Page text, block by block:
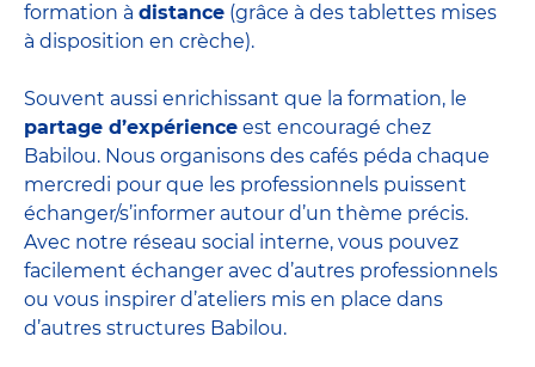
formation à distance (grâce à des tablettes mises
à disposition en crèche).
Souvent aussi enrichissant que la formation, le
partage d’expérience est encouragé chez
Babilou. Nous organisons des cafés péda chaque
mercredi pour que les professionnels puissent
échanger/s’informer autour d’un thème précis.
Avec notre réseau social interne, vous pouvez
facilement échanger avec d’autres professionnels
ou vous inspirer d’ateliers mis en place dans
d’autres structures Babilou.